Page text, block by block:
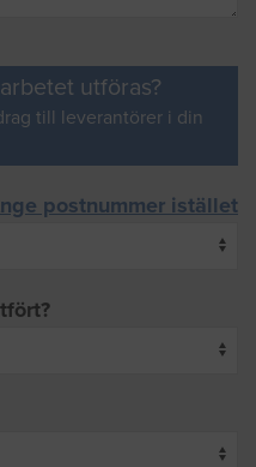
utföras?
till leverantörer i din
postnummer istället